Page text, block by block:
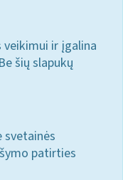
ir įgalina
šių slapukų
patirties